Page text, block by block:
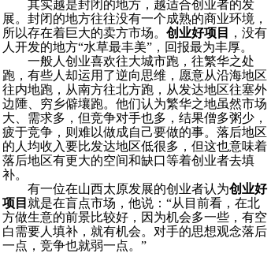
其实越是封闭的地方，越适合创业者的发
展。封闭的地方往往没有一个成熟的商业环境，
所以存在着巨大的卖方市场。 创业好项目
，没有
人开发的地方“水草最丰美”，回报最为丰厚。
一般人创业喜欢往大城市跑，往繁华之处
跑，有些人却运用了逆向思维，愿意从沿海地区
往内地跑，从南方往北方跑，从发达地区往塞外
边陲、穷乡僻壤跑。他们认为繁华之地虽然市场
大、需求多，但竞争对手也多，结果僧多粥少，
疲于竞争，则难以做成自己要做的事。落后地区
的人均收入要比发达地区低很多，但这也意味着
落后地区有更大的空间和缺口等着创业者去填
补。
有一位在山西太原发展的创业者认为创业好
项目 就是在盲点市场，他说：“从目前看，在北
方做生意的前景比较好，因为机会多一些，有空
白需要人填补，就有机会。对手的思想观念落后
一点，竞争也就弱一点。”